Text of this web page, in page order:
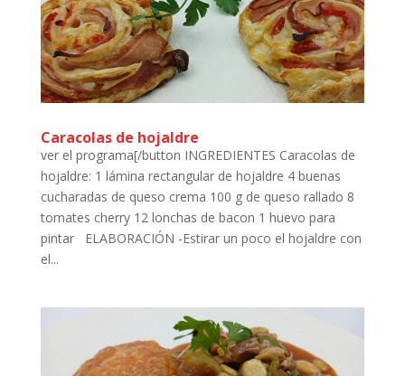
Caracolas de hojaldre
ver el programa[/button INGREDIENTES Caracolas de
hojaldre: 1 lámina rectangular de hojaldre 4 buenas
cucharadas de queso crema 100 g de queso rallado 8
tomates cherry 12 lonchas de bacon 1 huevo para
pintar ELABORACIÓN -Estirar un poco el hojaldre con
el...